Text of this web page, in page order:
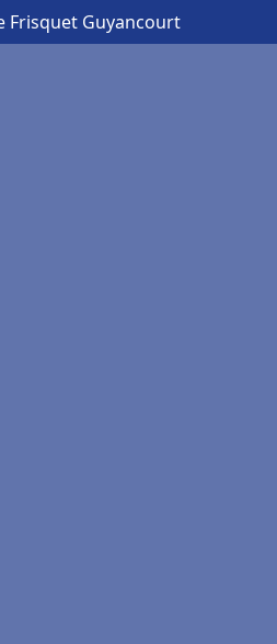
Frisquet Guyancourt